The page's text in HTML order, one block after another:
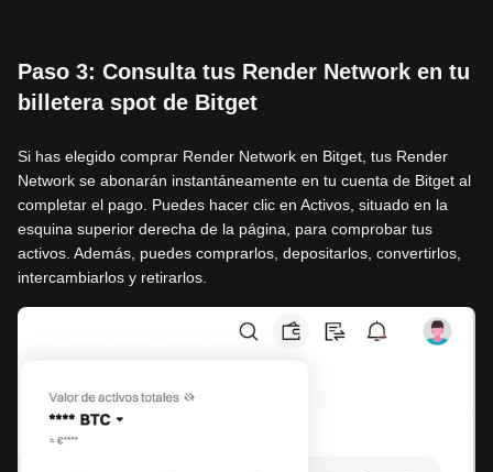
Paso 3: Consulta tus Render Network en tu
billetera spot de Bitget
Si has elegido comprar Render Network en Bitget, tus Render
Network se abonarán instantáneamente en tu cuenta de Bitget al
completar el pago. Puedes hacer clic en Activos, situado en la
esquina superior derecha de la página, para comprobar tus
activos. Además, puedes comprarlos, depositarlos, convertirlos,
intercambiarlos y retirarlos.